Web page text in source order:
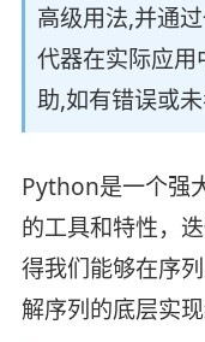
高级用法,并通
代器在实际应
助,如有错误或
Python是一个强
的工具和特性，
得我们能够在序
解序列的底层实现